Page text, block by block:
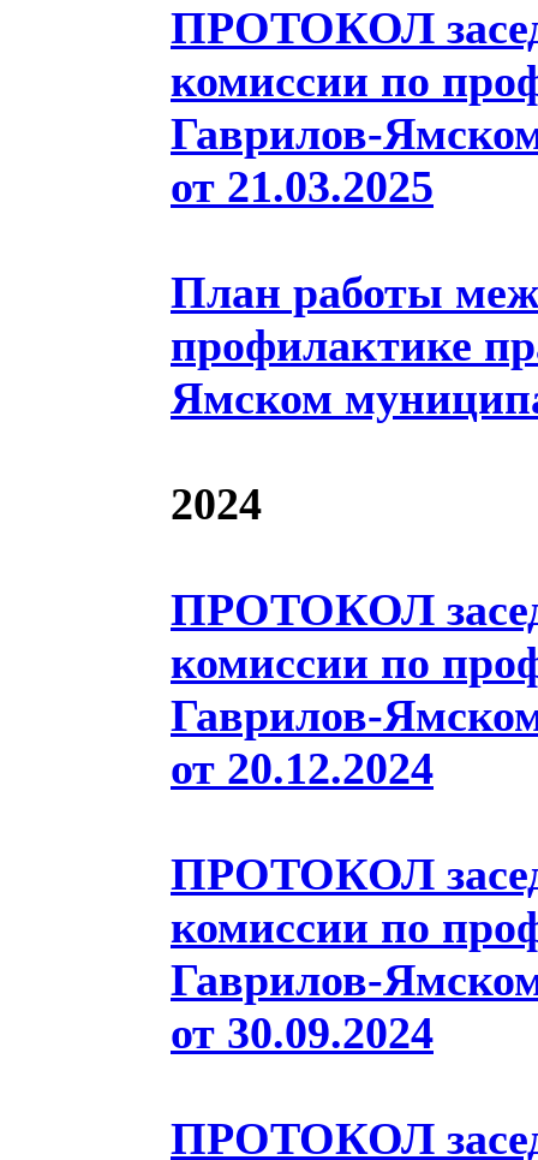
ПРОТОКОЛ
комиссии по
Гаврилов-
от 21.03.2025
План работы
профилактике
Ямском
2024
ПРОТОКОЛ
комиссии по
Гаврилов-
от 20.12.2024
ПРОТОКОЛ
комиссии по
Гаврилов-
от 30.09.2024
ПРОТОКОЛ